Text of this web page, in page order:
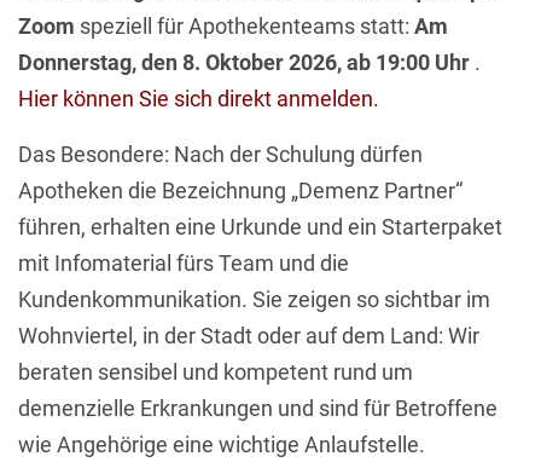
Zoom speziell für Apothekenteams statt: Am
Donnerstag, den 8. Oktober 2026, ab 19:00 Uhr .
Hier können Sie sich direkt anmelden.
Das Besondere: Nach der Schulung dürfen
Apotheken die Bezeichnung „Demenz Partner“
führen, erhalten eine Urkunde und ein Starterpaket
mit Infomaterial fürs Team und die
Kundenkommunikation. Sie zeigen so sichtbar im
Wohnviertel, in der Stadt oder auf dem Land: Wir
beraten sensibel und kompetent rund um
demenzielle Erkrankungen und sind für Betroffene
wie Angehörige eine wichtige Anlaufstelle.